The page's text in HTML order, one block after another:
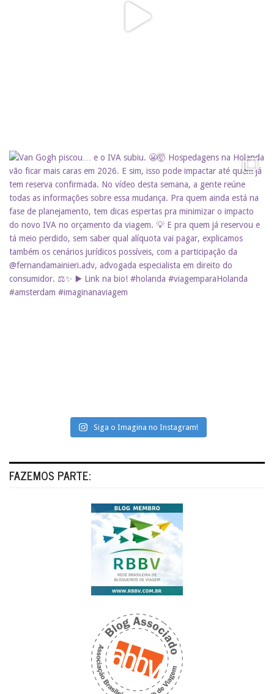
Siga o Imagina no Instagram!
FAZEMOS PARTE: